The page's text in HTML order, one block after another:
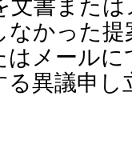
文書また
なかった
はメール
る異議申